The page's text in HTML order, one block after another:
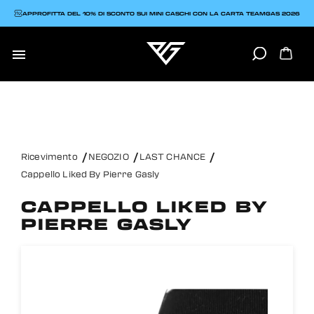

APPROFITTA DEL 10% DI SCONTO SUI MINI CASCHI CON LA CARTA TEAMGAS 2026
Ricevimento NEGOZIO
LAST CHANCE
Cappello Liked By Pierre Gasly
CAPPELLO LIKED BY
PIERRE GASLY